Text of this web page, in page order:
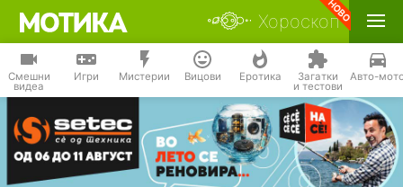
Хороскоп
Смешни
видеа
Игри Мистерии Вицови Еротика Загатки
и тестови
Авто-